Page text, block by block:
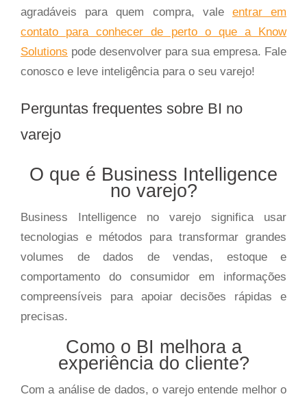
agradáveis para quem compra, vale entrar em
contato para conhecer de perto o que a Know
Solutions pode desenvolver para sua empresa. Fale
conosco e leve inteligência para o seu varejo!
Perguntas frequentes sobre BI no
varejo
O que é Business Intelligence
no varejo?
Business Intelligence no varejo significa usar
tecnologias e métodos para transformar grandes
volumes de dados de vendas, estoque e
comportamento do consumidor em informações
compreensíveis para apoiar decisões rápidas e
precisas.
Como o BI melhora a
experiência do cliente?
Com a análise de dados, o varejo entende melhor o